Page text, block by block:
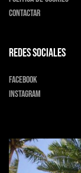
Contactar
Redes sociales
Facebook
Instagram